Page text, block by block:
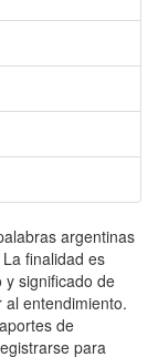
argentinas
finalidad es
significado de
entendimiento.
de
para